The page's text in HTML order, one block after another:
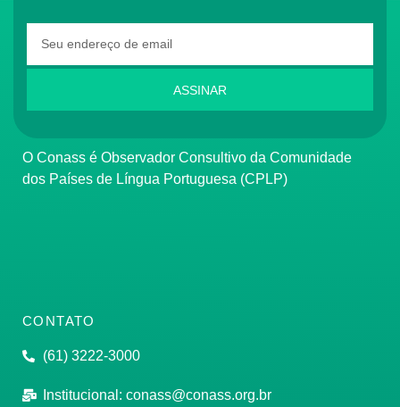
ASSINAR
O Conass é Observador Consultivo da Comunidade
dos Países de Língua Portuguesa (CPLP)
CONTATO
(61) 3222-3000
Institucional: conass@conass.org.br